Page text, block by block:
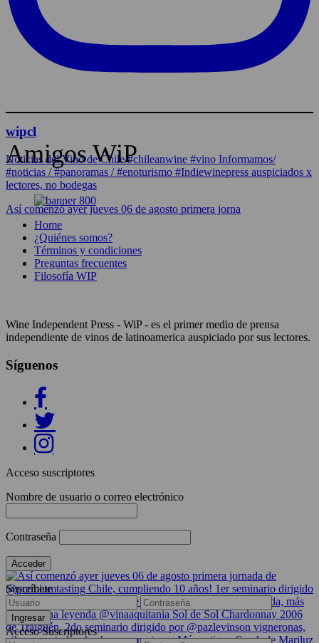
wipcl
Noticias del Vino de Chile/#chileanwine #vino Informamos/
#noticias / #panoramas / #enoturismo #Indiewinepress auspiciados x
lectores, no bodegas
Así comenzó ayer jueves 06 de agosto primera jorna
Amigos WiP
Home
¿Quiénes somos?
Términos y condiciones
Preguntas frecuentes
Filosofía WIP
Wine Independent Press - WiP - es el primer medio de prensa
independiente de vinos de latinoamerica auspiciado por sus lectores.
Síguenos
Acceso suscriptores
Nombre de usuario o correo electrónico
Contraseña
Suscríbete
Acceso Suscriptores